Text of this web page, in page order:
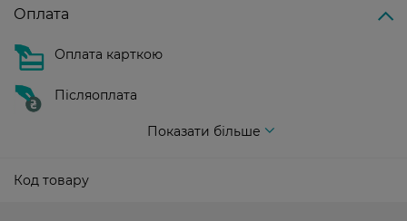
Оплата
Оплата карткою
Післяоплата
Показати більше
Код товару